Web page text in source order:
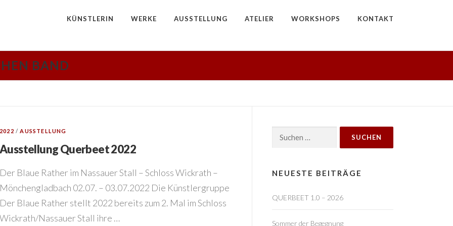
KÜNSTLERIN WERKE AUSSTELLUNG ATELIER WORKSHOPS KONTAKT
BAND
2022 /AUSSTELLUNG
Ausstellung Querbeet 2022
Der Blaue Rather im Nassauer Stall – Schloss Wickrath –
Mönchengladbach 02.07. – 03.07.2022 Die Künstlergruppe
Der Blaue Rather stellt 2022 bereits zum 2. Mal im Schloss
Wickrath/Nassauer Stall ihre …
Suchen
NEUESTE BEITRÄGE
QUERBEET 1.0 – 2026
Sommer der Begegnung